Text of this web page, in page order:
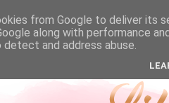
from Google to deliver its
along with performance
and address abuse.